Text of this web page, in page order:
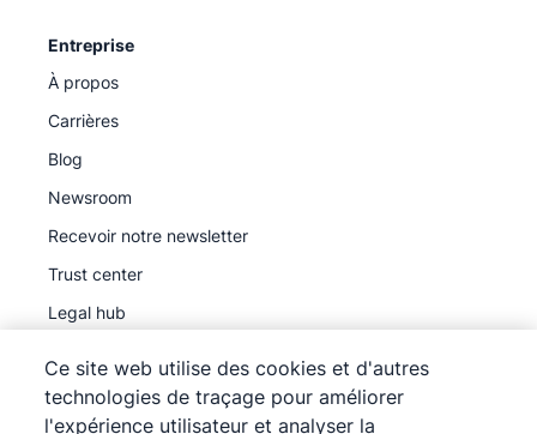
Entreprise
À propos
Carrières
Blog
Newsroom
Recevoir notre newsletter
Trust center
Legal hub
Ce site web utilise des cookies et d'autres
technologies de traçage pour améliorer
l'expérience utilisateur et analyser la